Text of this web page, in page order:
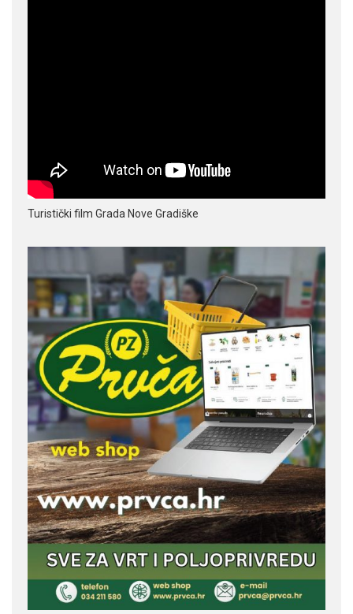
Turistički film Grada Nove Gradiške